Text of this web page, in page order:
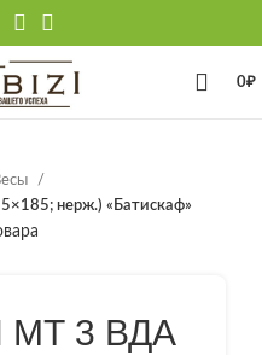
0₽
нерж.) «Батискаф»
МТ 3 ВДА